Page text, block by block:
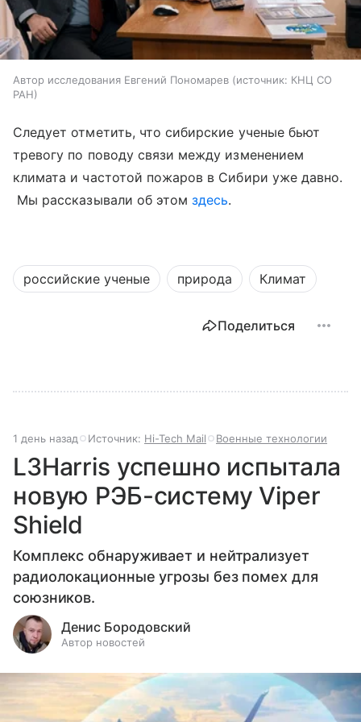
Автор исследования Евгений Пономарев источник: КНЦ СО
РАН
Следует отметить, что сибирские ученые бьют
тревогу по поводу связи между изменением
климата и частотой пожаров в Сибири уже давно.
Мы рассказывали об этомздесь.
российские ученые природа Климат
Поделиться
1 день назад Источник: Hi-Tech Mail Военные технологии
L3Harris успешно испытала
новую РЭБ-систему Viper
Shield
Комплекс обнаруживает и нейтрализует
радиолокационные угрозы без помех для
союзников.
Денис Бородовский
Автор новостей